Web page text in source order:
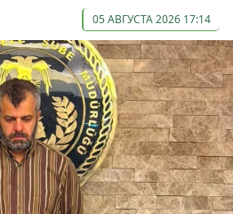
05 АВГУСТА 2026 17:14